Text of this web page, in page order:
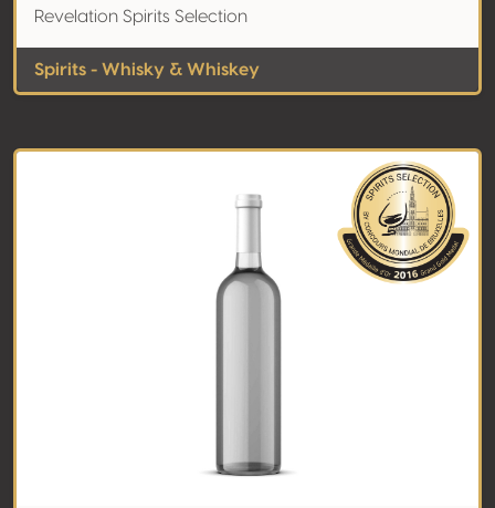
Revelation Spirits Selection
Spirits - Whisky & Whiskey